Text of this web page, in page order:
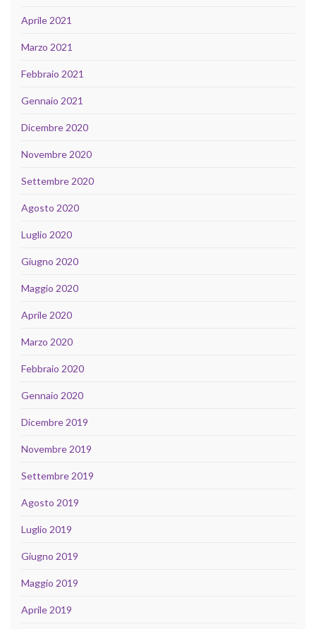
Aprile 2021
Marzo 2021
Febbraio 2021
Gennaio 2021
Dicembre 2020
Novembre 2020
Settembre 2020
Agosto 2020
Luglio 2020
Giugno 2020
Maggio 2020
Aprile 2020
Marzo 2020
Febbraio 2020
Gennaio 2020
Dicembre 2019
Novembre 2019
Settembre 2019
Agosto 2019
Luglio 2019
Giugno 2019
Maggio 2019
Aprile 2019